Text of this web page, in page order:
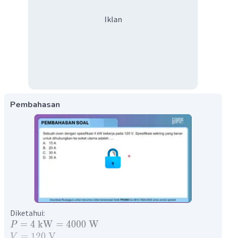
Iklan
Pembahasan
Diketahui:
P = 4 kW = 4000 W